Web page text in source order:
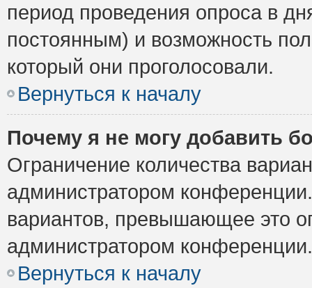
период проведения опроса в
постоянным) и возможность
который они проголосовали.
Вернуться к началу
Почему я не могу добавить
Ограничение количества
администратором
вариантов, превышающее это
администратором конференции.
Вернуться к началу